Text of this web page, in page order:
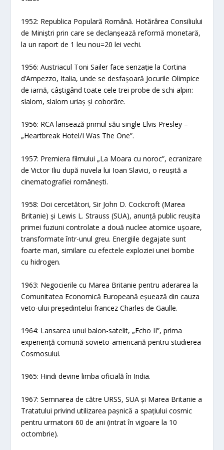
1952: Republica Populară Română. Hotărârea Consiliului
de Miniștri prin care se declanșează reformă monetară,
la un raport de 1 leu nou=20 lei vechi.
1956: Austriacul Toni Sailer face senzație la Cortina
d’Ampezzo, Italia, unde se desfașoară Jocurile Olimpice
de iarnă, câștigând toate cele trei probe de schi alpin:
slalom, slalom uriaș și coborâre.
1956: RCA lansează primul său single Elvis Presley –
„Heartbreak Hotel/I Was The One”.
1957: Premiera filmului „La Moara cu noroc”, ecranizare
de Victor Iliu după nuvela lui Ioan Slavici, o reușită a
cinematografiei românești.
1958: Doi cercetători, Sir John D. Cockcroft (Marea
Britanie) și Lewis L. Strauss (SUA), anunță public reușita
primei fuziuni controlate a două nuclee atomice ușoare,
transformate într-unul greu. Energiile degajate sunt
foarte mari, similare cu efectele exploziei unei bombe
cu hidrogen.
1963: Negocierile cu Marea Britanie pentru aderarea la
Comunitatea Economică Europeană eșuează din cauza
veto-ului președintelui francez Charles de Gaulle.
1964: Lansarea unui balon-satelit, „Echo II”, prima
experiență comună sovieto-americană pentru studierea
Cosmosului.
1965: Hindi devine limba oficială în India.
1967: Semnarea de către URSS, SUA și Marea Britanie a
Tratatului privind utilizarea pașnică a spațiului cosmic
pentru urmatorii 60 de ani (intrat în vigoare la 10
octombrie).